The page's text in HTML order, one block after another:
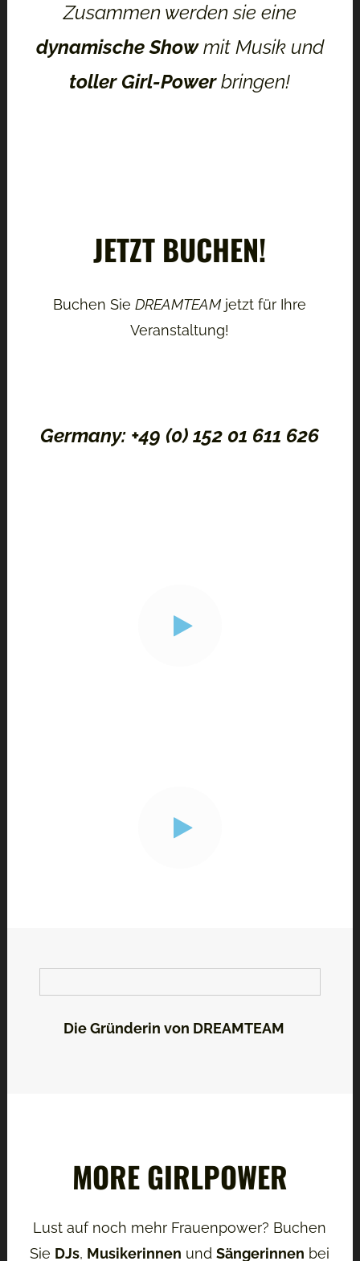
Zusammen werden sie eine
dynamische Showmit Musik und
toller Girl-Powerbringen!
JETZT BUCHEN!
Buchen SieDREAMTEAM jetzt für Ihre
Veranstaltung!
Germany: +49 (0) 152 01 611 626
Die Gründerin von DREAMTEAM
MORE GIRLPOWER
Lust auf noch mehr Frauenpower? Buchen
Sie DJs, Musikerinnen undSängerinnen bei